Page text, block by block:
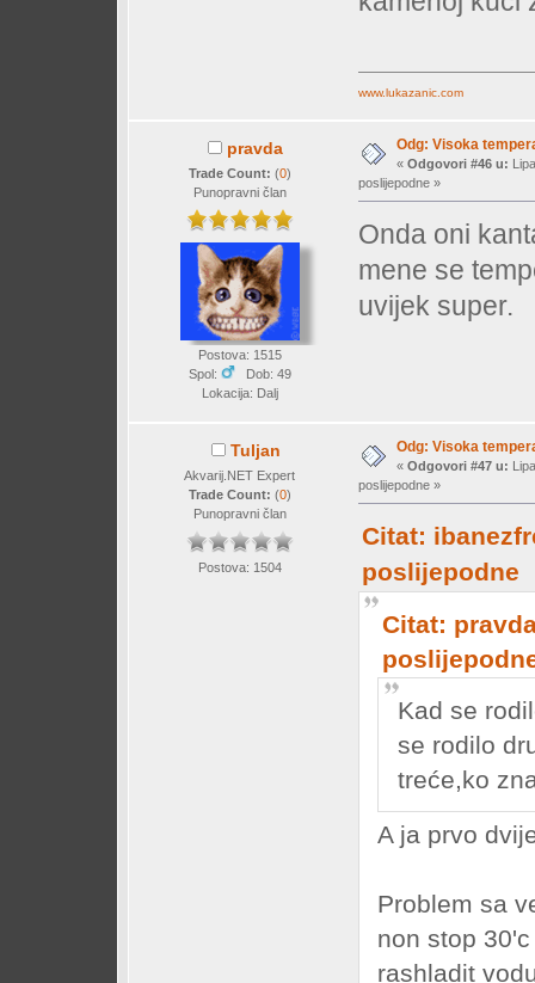
www.lukazanic.com
pravda
Trade Count: (0)
Punopravni član
Postova: 1515
Spol:
Dob: 49
Lokacija: Dalj
Odg: Visoka
« Odgovori #46 u:
poslijepodne »
Onda oni
mene se
uvijek super.
Tuljan
Akvarij.NET Expert
Trade Count: (0)
Punopravni član
Postova: 1504
Odg: Visoka
« Odgovori #47 u:
poslijepodne »
Citat:
poslijepodne
Citat:
Kad se
se rodilo
treće,ko
A ja prvo
Problem sa
non stop
rashladit